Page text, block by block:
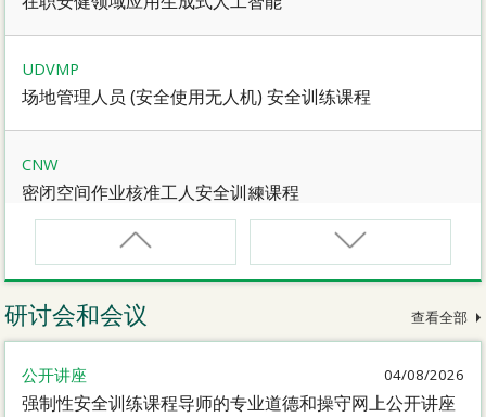
UDVMP
场地管理人员 (安全使用无人机) 安全训练课程
CNW
密闭空间作业核准工人安全训練课程
CNW(R)
密闭空间作业核准工人安全训練重新甄审资格课程
动力操作升降工作台督导员课程
研讨会和会议 查看全部
公开讲座 04/08/2026
强制性安全训练课程导师的专业道德和操守网上公开讲座